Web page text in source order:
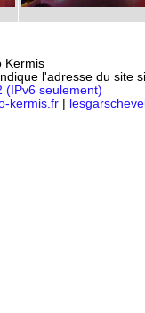
Kermis
l'adresse du site
(IPv6 seulement)
kermis.fr|